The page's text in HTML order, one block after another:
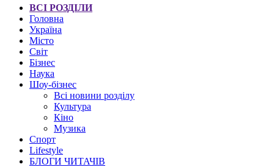
ВСІ РОЗДІЛИ
Головна
Україна
Місто
Світ
Бізнес
Наука
Шоу-бізнес
Всі новини розділу
Культура
Кіно
Музика
Спорт
Lifestyle
БЛОГИ ЧИТАЧІВ